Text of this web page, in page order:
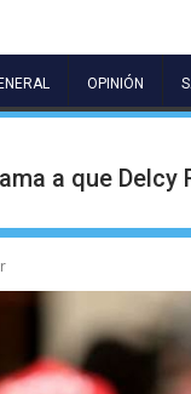
OPINIÓN
a que